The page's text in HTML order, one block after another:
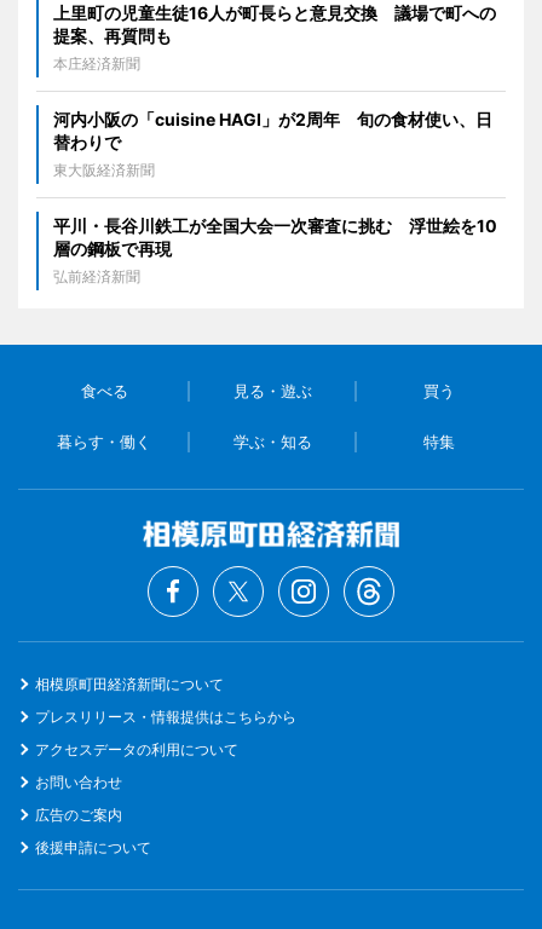
上里町の児童生徒16人が町長らと意見交換 議場で町への
提案、再質問も
本庄経済新聞
河内小阪の「cuisine HAGI」が2周年 旬の食材使い、日
替わりで
東大阪経済新聞
平川・長谷川鉄工が全国大会一次審査に挑む 浮世絵を10
層の鋼板で再現
弘前経済新聞
食べる 見る・遊ぶ 買う
暮らす・働く 学ぶ・知る 特集
相模原町田経済新聞について
プレスリリース・情報提供はこちらから
アクセスデータの利用について
お問い合わせ
広告のご案内
後援申請について